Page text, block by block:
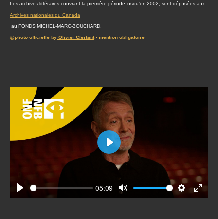
Les archives littéraires couvrant la première période jusqu'en 2002, sont déposées aux
Archives nationales du Canada
au FONDS MICHEL-MARC-BOUCHARD.
@photo officielle by Olivier Clertant- mention obligatoire
Play
05:09
Mute SettingsEnter
Play